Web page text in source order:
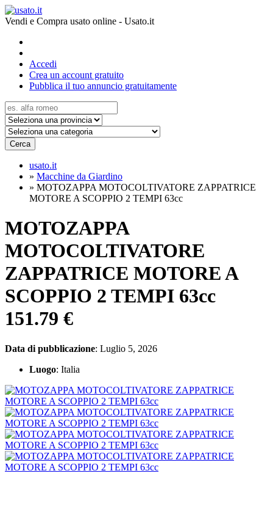
Vendi e Compra usato online - Usato.it
Accedi
Crea un account gratuito
Pubblica il tuo annuncio gratuitamente
Cerca
usato.it
» Macchine da Giardino
» MOTOZAPPA MOTOCOLTIVATORE ZAPPATRICE
MOTORE A SCOPPIO 2 TEMPI 63cc
MOTOZAPPA
MOTOCOLTIVATORE
ZAPPATRICE MOTORE A
SCOPPIO 2 TEMPI 63cc
151.79 €
Data di pubblicazione: Luglio 5, 2026
Luogo: Italia